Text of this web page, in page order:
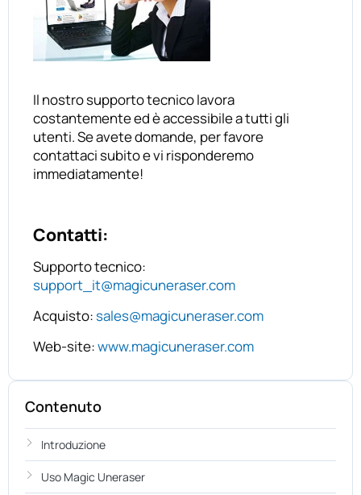
Il nostro supporto tecnico lavora
costantemente ed è accessibile a tutti gli
utenti. Se avete domande, per favore
contattaci subito e vi risponderemo
immediatamente!
Contatti:
Supporto tecnico:
support_it@magicuneraser.com
Acquisto:sales@magicuneraser.com
Web-site:www.magicuneraser.com
Contenuto
Introduzione
Uso Magic Uneraser